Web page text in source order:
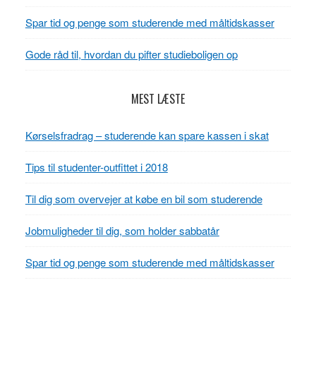
Spar tid og penge som studerende med måltidskasser
Gode råd til, hvordan du pifter studieboligen op
MEST LÆSTE
Kørselsfradrag – studerende kan spare kassen i skat
Tips til studenter-outfittet i 2018
Til dig som overvejer at købe en bil som studerende
Jobmuligheder til dig, som holder sabbatår
Spar tid og penge som studerende med måltidskasser